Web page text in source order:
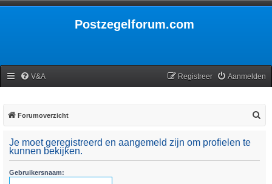
Postzegelforum.com
V&A Aanmelden
Registreer
Forumoverzicht
Je moet geregistreerd en aangemeld zijn om profielen te
kunnen bekijken.
Gebruikersnaam: